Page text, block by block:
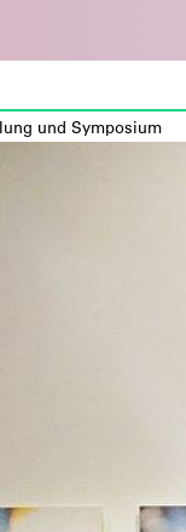
und Symposium